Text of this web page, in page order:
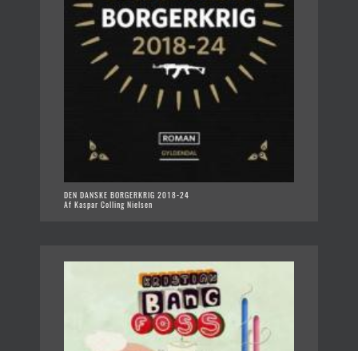
DEN DANSKE BORGERKRIG 2018-24
Af Kaspar Colling Nielsen